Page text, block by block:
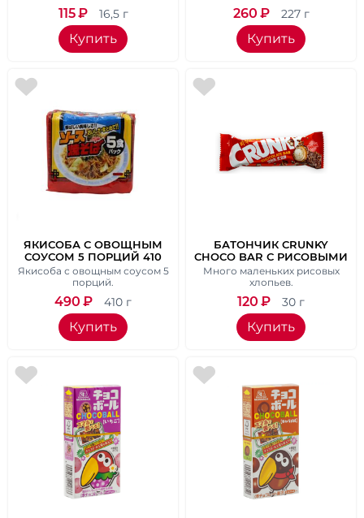
115₽ 16,5 г
Купить
260 ₽ 227 г
Купить
ЯКИСОБА С ОВОЩНЫМ
СОУСОМ 5 ПОРЦИЙ 410
ГР.
Якисоба с овощным соусом 5
порций.
490 ₽ 410 г
Купить
БАТОНЧИК CRUNKY
CHOCO BAR С РИСОВЫМИ
ХЛОПЬЯМИ, ВЕС 30 ГР.
Много маленьких рисовых
хлопьев.
120 ₽ 30 г
Купить